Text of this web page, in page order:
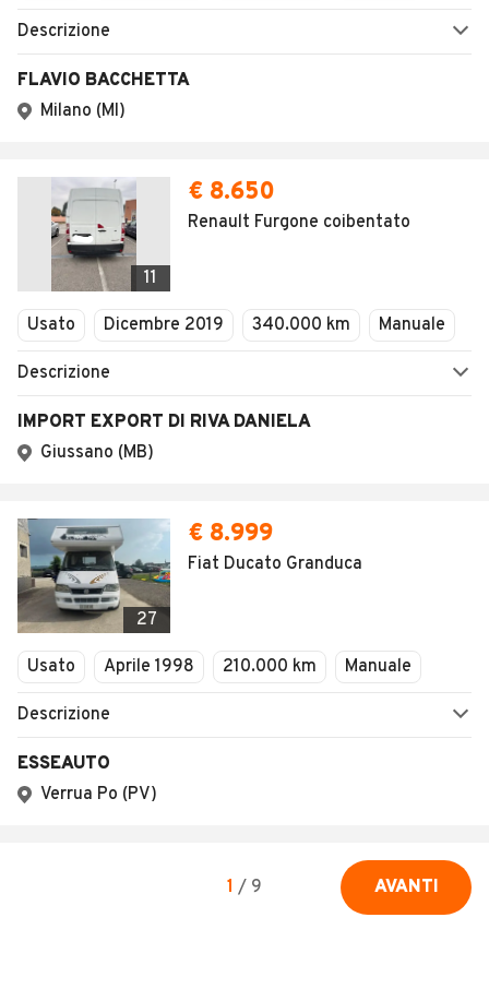
Descrizione
FLAVIO BACCHETTA
Milano (MI)
11
€ 8.650
Renault Furgone coibentato
Usato Dicembre 2019 340.000 km Manuale
Descrizione
IMPORT EXPORT DI RIVA DANIELA
Giussano (MB)
27
€ 8.999
Fiat Ducato Granduca
Usato Aprile 1998 210.000 km Manuale
Descrizione
ESSEAUTO
Verrua Po (PV)
1 / 9 AVANTI